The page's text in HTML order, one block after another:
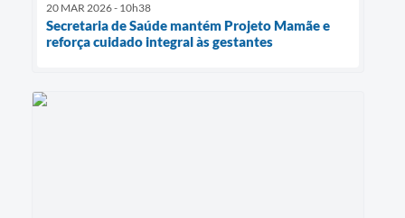
20 MAR 2026 - 10h38
Secretaria de Saúde mantém Projeto Mamãe e
reforça cuidado integral às gestantes